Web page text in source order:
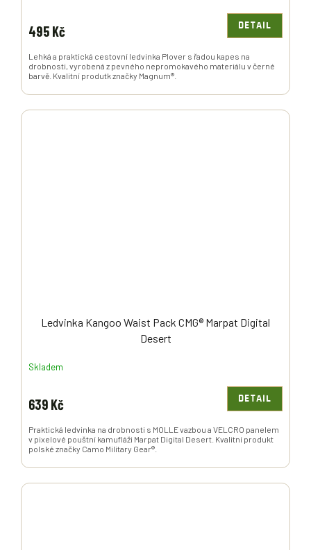
495 Kč DETAIL
Lehká a praktická cestovní ledvinka Plover s řadou kapes na
drobnosti, vyrobená z pevného nepromokavého materiálu v černé
barvě. Kvalitní produtk značky Magnum®.
Ledvinka Kangoo Waist Pack CMG® Marpat Digital
Desert
Skladem
639 Kč DETAIL
Praktická ledvinka na drobnosti s MOLLE vazbou a VELCRO panelem
v pixelové pouštní kamufláži Marpat Digital Desert. Kvalitní produkt
polské značky Camo Military Gear®.